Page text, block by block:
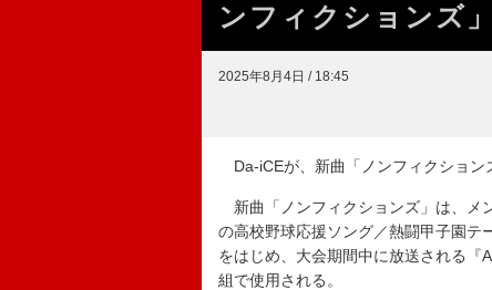
ンフィクションズ
2025年8月4日 / 18:45
Da-iCEが、新曲「ノンフィクション
新曲「ノンフィクションズ」は、メ
の高校野球応援ソング／熱闘甲子園テ
をはじめ、大会期間中に放送される『
組で使用される。